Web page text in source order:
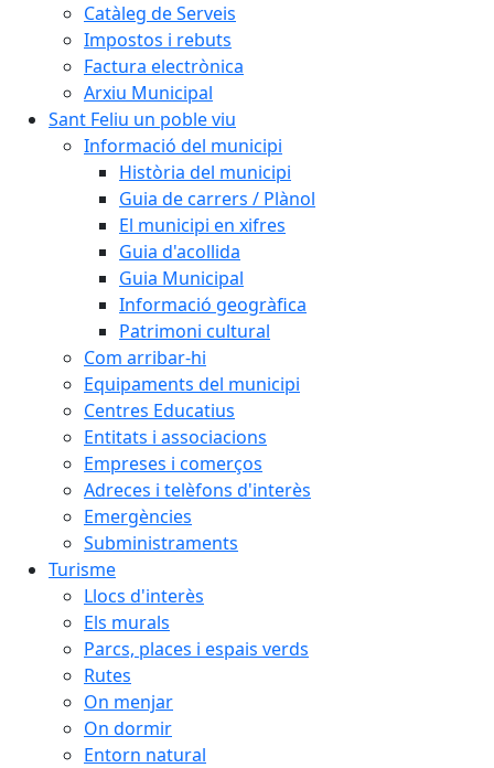
Catàleg de Serveis
Impostos i rebuts
Factura electrònica
Arxiu Municipal
Sant Feliu un poble viu
Informació del municipi
Història del municipi
Guia de carrers / Plànol
El municipi en xifres
Guia d'acollida
Guia Municipal
Informació geogràfica
Patrimoni cultural
Com arribar-hi
Equipaments del municipi
Centres Educatius
Entitats i associacions
Empreses i comerços
Adreces i telèfons d'interès
Emergències
Subministraments
Turisme
Llocs d'interès
Els murals
Parcs, places i espais verds
Rutes
On menjar
On dormir
Entorn natural